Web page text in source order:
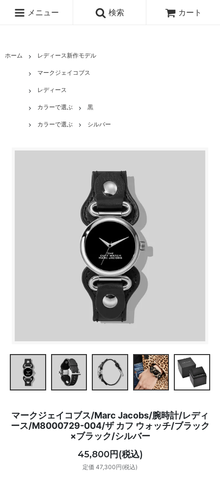
メニュー 検索 カート
ホーム レディース新作モデル
マークジェイコブス
レディース
カラーで選ぶ 黒
カラーで選ぶ シルバー
マークジェイコブス/Marc Jacobs/腕時計/レディ
ース/M8000729-004/ザ カフ ウォッチ/ブラック
×ブラック/シルバー
45,800円(税込)
定価 47,300円(税込)